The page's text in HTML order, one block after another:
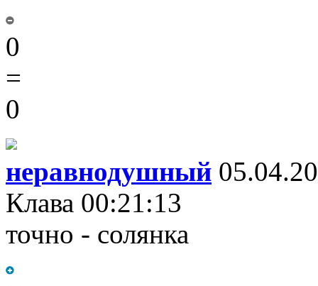
0
=
0
неравнодушный
Клава 00:21:13
точно - солянка